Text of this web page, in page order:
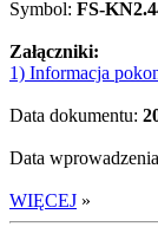
Symbol: FS-
Załączniki:
1) Informacja
Data dokumentu:
Data
WIĘCEJ »